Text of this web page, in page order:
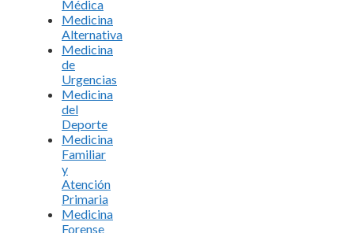
Médica
Medicina
Alternativa
Medicina
de
Urgencias
Medicina
del
Deporte
Medicina
Familiar
y
Atención
Primaria
Medicina
Forense